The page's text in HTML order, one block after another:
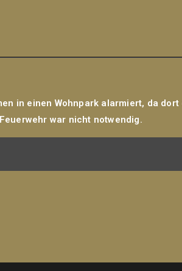
in einen Wohnpark alarmiert, da
war nicht notwendig.